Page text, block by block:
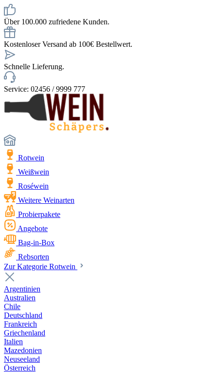
Über 100.000 zufriedene Kunden.
Kostenloser Versand ab 100€ Bestellwert.
Schnelle Lieferung.
Service: 02456 / 9999 777
Rotwein
Weißwein
Roséwein
Weitere Weinarten
Probierpakete
Angebote
Bag-in-Box
Rebsorten
Zur Kategorie Rotwein
Argentinien
Australien
Chile
Deutschland
Frankreich
Griechenland
Italien
Mazedonien
Neuseeland
Österreich